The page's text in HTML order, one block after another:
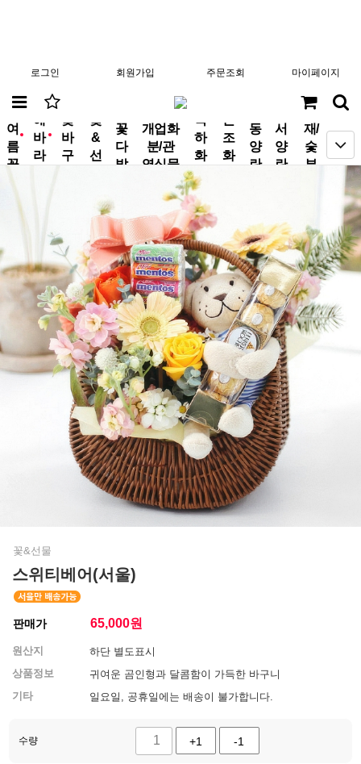
로그인 회원가입 주문조회 마이페이지
new
여
름
꽃
new
해
바
라
꽃
바
구
꽃
&
선
꽃
다
발
개업화
분/관
엽식물
축
하
화
환
근
조
화
동
양
란
서
양
란
분
재/
숯
부
꽃&선물
스위티베어(서울)
판매가 65,000원
원산지
하단 별도표시
상품정보
귀여운 곰인형과 달콤함이 가득한 바구니
기타
일요일, 공휴일에는 배송이 불가합니다.
수량 +1 -1